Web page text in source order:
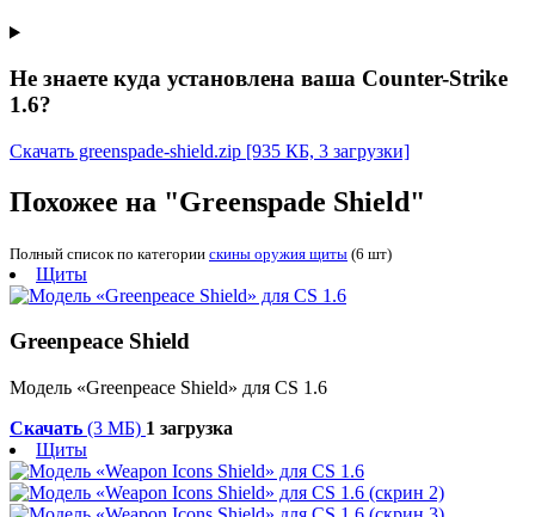
Не знаете куда установлена ваша Counter-Strike
1.6?
Скачать greenspade-shield.zip [935 КБ, 3 загрузки]
Похожее на "Greenspade Shield"
Полный список по категории скины оружия щиты (6 шт)
Щиты
Greenpeace Shield
Модель «Greenpeace Shield» для CS 1.6
Скачать (3 МБ) 1 загрузка
Щиты